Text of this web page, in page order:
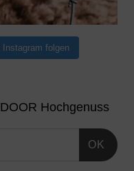
Instagram folgen
Hochgenuss
OK